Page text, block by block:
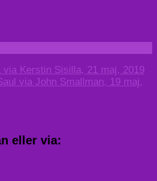
via Kerstin Sisilla, 21 maj, 2019
via John Smallman, 19 maj,
eller via: